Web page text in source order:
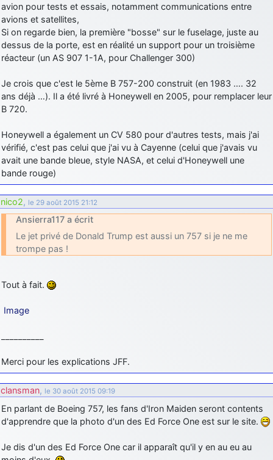
avion pour tests et essais, notamment communications entre
avions et satellites,
Si on regarde bien, la première "bosse" sur le fuselage, juste au
dessus de la porte, est en réalité un support pour un troisième
réacteur (un AS 907 1-1A, pour Challenger 300)
Je crois que c'est le 5ème B 757-200 construit (en 1983 …. 32
ans déjà …). Il a été livré à Honeywell en 2005, pour remplacer leur
B 720.
Honeywell a également un CV 580 pour d'autres tests, mais j'ai
vérifié, c'est pas celui que j'ai vu à Cayenne (celui que j'avais vu
avait une bande bleue, style NASA, et celui d'Honeywell une
bande rouge)
nico2, le 29 août 2015 21:12
Ansierra117 a écrit
Le jet privé de Donald Trump est aussi un 757 si je ne me
trompe pas !
Tout à fait.
Image
Merci pour les explications JFF.
clansman, le 30 août 2015 09:19
En parlant de Boeing 757, les fans d'Iron Maiden seront contents
d'apprendre que la photo d'un des Ed Force One est sur le site.
Je dis d'un des Ed Force One car il apparaît qu'il y en au eu au